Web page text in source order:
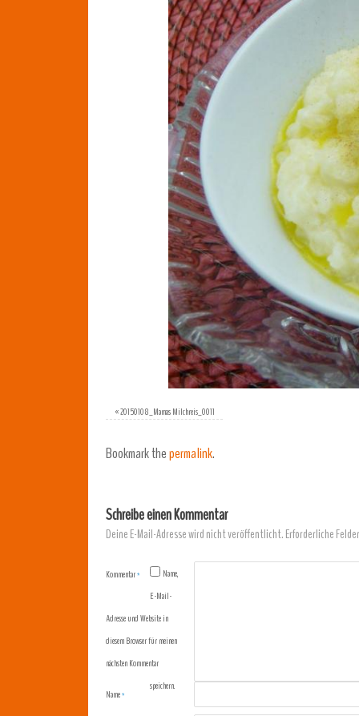
«20150108_Mamas Milchreis_0011
Bookmark thepermalink.
Schreibe einen Kommentar
Deine E-Mail-Adresse wird nicht veröffentlicht.Erforderliche
Kommentar*
Name*
Name,
E-Mail-
Adresse und Website in
diesem Browser für meinen
nächsten Kommentar
speichern.